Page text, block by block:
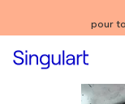
pour